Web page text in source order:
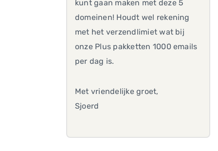
kunt gaan maken met deze 5
domeinen! Houdt wel rekening
met het verzendlimiet wat bij
onze Plus pakketten 1000 emails
per dag is.
Met vriendelijke groet,
Sjoerd